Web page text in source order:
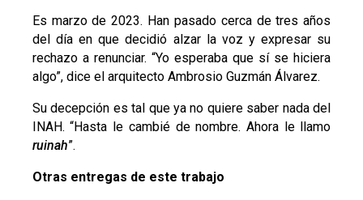
Es marzo de 2023. Han pasado cerca de tres años
del día en que decidió alzar la voz y expresar su
rechazo a renunciar. “Yo esperaba que sí se hiciera
algo”, dice el arquitecto Ambrosio Guzmán Álvarez.
Su decepción es tal que ya no quiere saber nada del
INAH. “Hasta le cambié de nombre. Ahora le llamo
ruinah”.
Otras entregas de este trabajo